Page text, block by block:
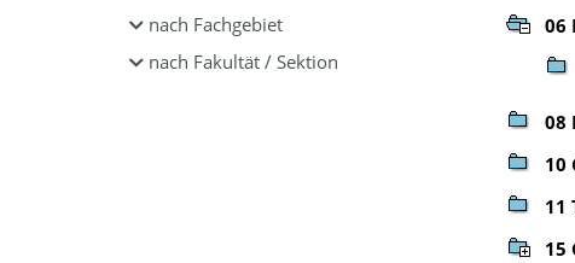
nach Fachgebiet
nach Fakultät / Sektion
06
08
10
11
15